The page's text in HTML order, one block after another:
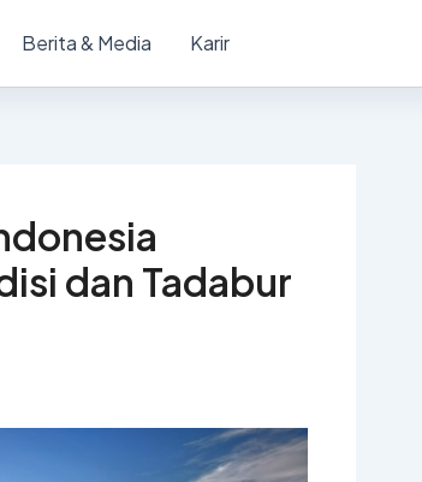
Berita & Media Karir
dan Tadabur